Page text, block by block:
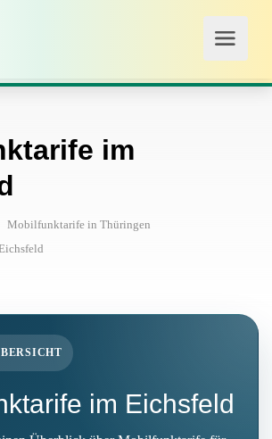
im
Mobilfunktarife in Thüringen
im Eichsfeld